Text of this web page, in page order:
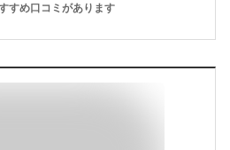
すめ口コミがあります